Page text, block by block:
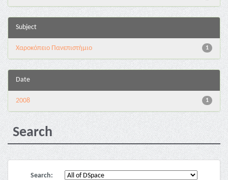
Subject
1
Χαροκόπειο Πανεπιστήμιο
Date
1
2008
Search
Search: